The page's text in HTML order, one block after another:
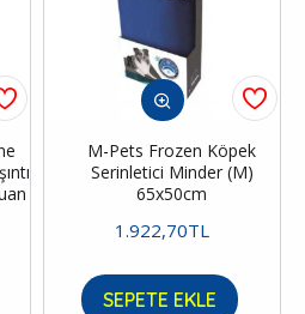
M-Pets Frozen Köpek
Serinletici Minder (M)
65x50cm
1.922,70TL
SEPETE EKLE